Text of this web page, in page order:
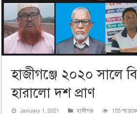
হাজীগঞ্জে ২০২০ সালে
হারালো দশ প্রাণ
January 1, 2021 হাজীগঞ্জ 155